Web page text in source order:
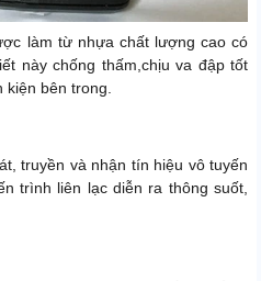
làm từ nhựa chất lượng cao có
này chống thấm,chịu va đập tốt
bên trong.
truyền và nhận tín hiệu vô tuyến
trình liên lạc diễn ra thông suốt,